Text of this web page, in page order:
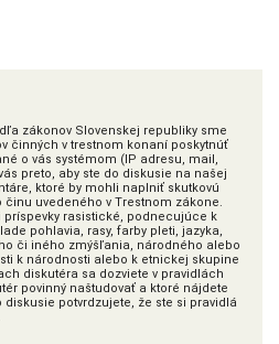
zákonov Slovenskej republiky sme
činných v trestnom konaní poskytnúť
o vás systémom (IP adresu, mail,
preto, aby ste do diskusie na našej
ktoré by mohli naplniť skutkovú
uvedeného v Trestnom zákone.
príspevky rasistické, podnecujúce k
pohlavia, rasy, farby pleti, jazyka,
či iného zmýšľania, národného alebo
k národnosti alebo k etnickej skupine
diskutéra sa dozviete v pravidlách
povinný naštudovať a ktoré nájdete
potvrdzujete, že ste si pravidlá